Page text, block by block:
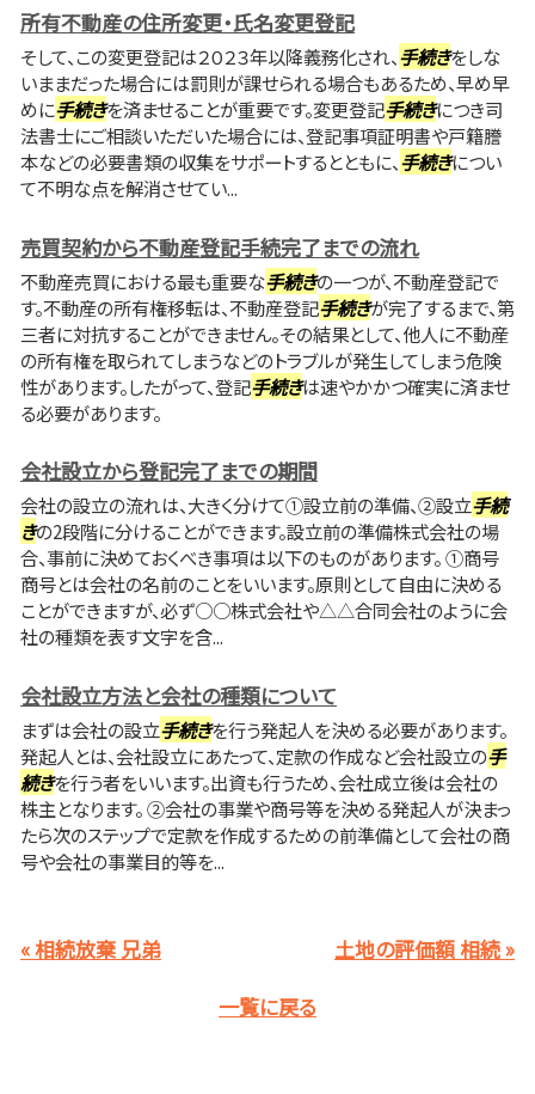
所有不動産の住所変更・氏名変更登記
そして、この変更登記は２０２３年以降義務化され、手続きをしな
いままだった場合には罰則が課せられる場合もあるため、早め早
めに手続きを済ませることが重要です。変更登記手続きにつき司
法書士にご相談いただいた場合には、登記事項証明書や戸籍謄
本などの必要書類の収集をサポートするとともに、手続きについ
て不明な点を解消させてい...
売買契約から不動産登記手続完了までの流れ
不動産売買における最も重要な手続きの一つが、不動産登記で
す。不動産の所有権移転は、不動産登記手続きが完了するまで、第
三者に対抗することができません。その結果として、他人に不動産
の所有権を取られてしまうなどのトラブルが発生してしまう危険
性があります。したがって、登記手続きは速やかかつ確実に済ませ
る必要があります。
会社設立から登記完了までの期間
会社の設立の流れは、大きく分けて①設立前の準備、②設立手続
きの2段階に分けることができます。設立前の準備株式会社の場
合、事前に決めておくべき事項は以下のものがあります。 ①商号
商号とは会社の名前のことをいいます。原則として自由に決める
ことができますが、必ず○○株式会社や△△合同会社のように会
社の種類を表す文字を含...
会社設立方法と会社の種類について
まずは会社の設立手続きを行う発起人を決める必要があります。
発起人とは、会社設立にあたって、定款の作成など会社設立の手
続きを行う者をいいます。出資も行うため、会社成立後は会社の
株主となります。 ②会社の事業や商号等を決める発起人が決まっ
たら次のステップで定款を作成するための前準備として会社の商
号や会社の事業目的等を...
« 相続放棄 兄弟
土地の評価額 相続 »
一覧に戻る